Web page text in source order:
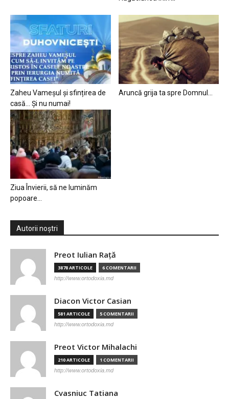
Zaheu Vameșul și sfințirea de
casă… Și nu numai!
Aruncă grija ta spre Domnul…
Ziua Învierii, să ne luminăm
popoare…
Autorii noștri
Preot Iulian Raţă
3878 ARTICOLE 6 COMENTARII
http://www.ortodoxia.md
Diacon Victor Casian
581 ARTICOLE 5 COMENTARII
http://www.ortodoxia.md
Preot Victor Mihalachi
210 ARTICOLE 1 COMENTARII
http://www.ortodoxia.md
Cvasniuc Tatiana